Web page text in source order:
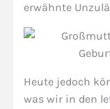
erwähnte
Heute jedoch
was wir in den